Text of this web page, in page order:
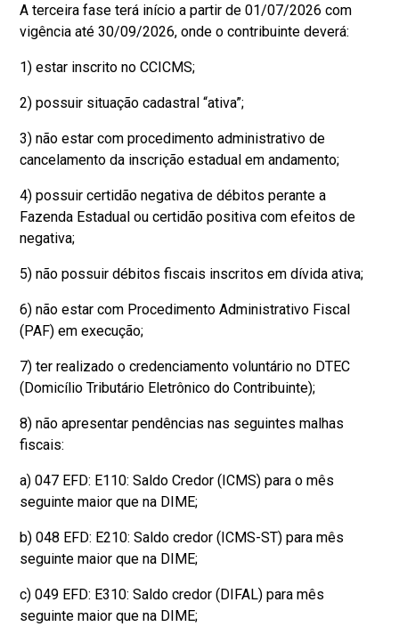
A terceira fase terá início a partir de 01/07/2026 com
vigência até 30/09/2026, onde o contribuinte deverá:
1) estar inscrito no CCICMS;
2) possuir situação cadastral “ativa”;
3) não estar com procedimento administrativo de
cancelamento da inscrição estadual em andamento;
4) possuir certidão negativa de débitos perante a
Fazenda Estadual ou certidão positiva com efeitos de
negativa;
5) não possuir débitos fiscais inscritos em dívida ativa;
6) não estar com Procedimento Administrativo Fiscal
(PAF) em execução;
7) ter realizado o credenciamento voluntário no DTEC
(Domicílio Tributário Eletrônico do Contribuinte);
8) não apresentar pendências nas seguintes malhas
fiscais:
a) 047 EFD: E110: Saldo Credor (ICMS) para o mês
seguinte maior que na DIME;
b) 048 EFD: E210: Saldo credor (ICMS-ST) para mês
seguinte maior que na DIME;
c) 049 EFD: E310: Saldo credor (DIFAL) para mês
seguinte maior que na DIME;